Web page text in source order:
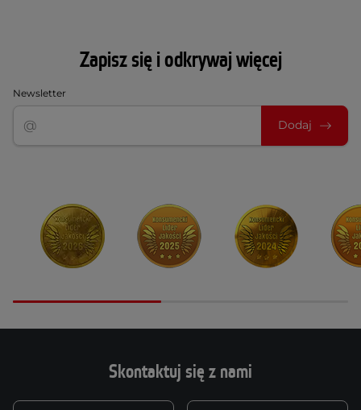
Zapisz się i odkrywaj więcej
Newsletter
Dodaj
Skontaktuj się z nami